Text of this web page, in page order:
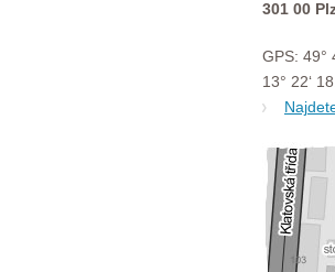
301 00
GPS: 49°
13° 22‘